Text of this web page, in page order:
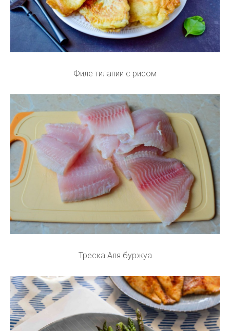
Филе тилапии с рисом
Треска Аля буржуа